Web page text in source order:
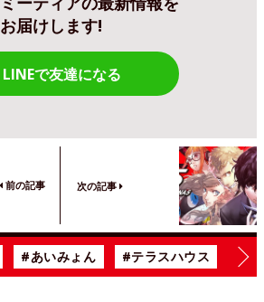
お届けします!
LINEで友達になる
前の記事 次の記事
#あいみょん #テラスハウス #漫